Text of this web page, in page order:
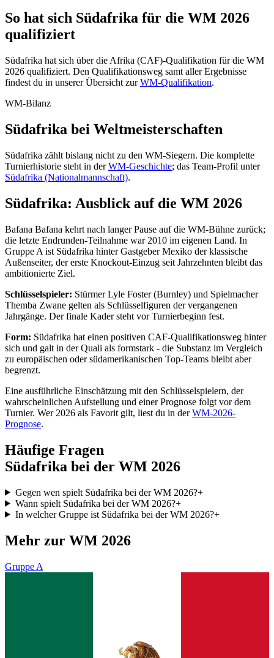
So hat sich Südafrika für die WM 2026
qualifiziert
Südafrika hat sich über die Afrika (CAF)-Qualifikation für die WM
2026 qualifiziert. Den Qualifikationsweg samt aller Ergebnisse
findest du in unserer Übersicht zurWM-Qualifikation.
WM-Bilanz
Südafrika bei Weltmeisterschaften
Südafrika zählt bislang nicht zu den WM-Siegern. Die komplette
Turnierhistorie steht in derWM-Geschichte; das Team-Profil unter
Südafrika (Nationalmannschaft).
Südafrika: Ausblick auf die WM 2026
Bafana Bafana kehrt nach langer Pause auf die WM-Bühne zurück;
die letzte Endrunden-Teilnahme war 2010 im eigenen Land. In
Gruppe A ist Südafrika hinter Gastgeber Mexiko der klassische
Außenseiter, der erste Knockout-Einzug seit Jahrzehnten bleibt das
ambitionierte Ziel.
Schlüsselspieler: Stürmer Lyle Foster (Burnley) und Spielmacher
Themba Zwane gelten als Schlüsselfiguren der vergangenen
Jahrgänge. Der finale Kader steht vor Turnierbeginn fest.
Form: Südafrika hat einen positiven CAF-Qualifikationsweg hinter
sich und galt in der Quali als formstark - die Substanz im Vergleich
zu europäischen oder südamerikanischen Top-Teams bleibt aber
begrenzt.
Eine ausführliche Einschätzung mit den Schlüsselspielern, der
wahrscheinlichen Aufstellung und einer Prognose folgt vor dem
Turnier. Wer 2026 als Favorit gilt, liest du in derWM-2026-
Prognose.
Häufige Fragen
Südafrika bei der WM 2026
Gegen wen spielt Südafrika bei der WM 2026?+
Wann spielt Südafrika bei der WM 2026?+
In welcher Gruppe ist Südafrika bei der WM 2026?+
Mehr zur WM 2026
Gruppe A